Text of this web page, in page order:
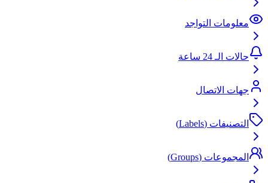
معلومات التواجد
حالات الـ 24 ساعة
جهات الاتصال
التصنيفات (Labels)
المجموعات (Groups)